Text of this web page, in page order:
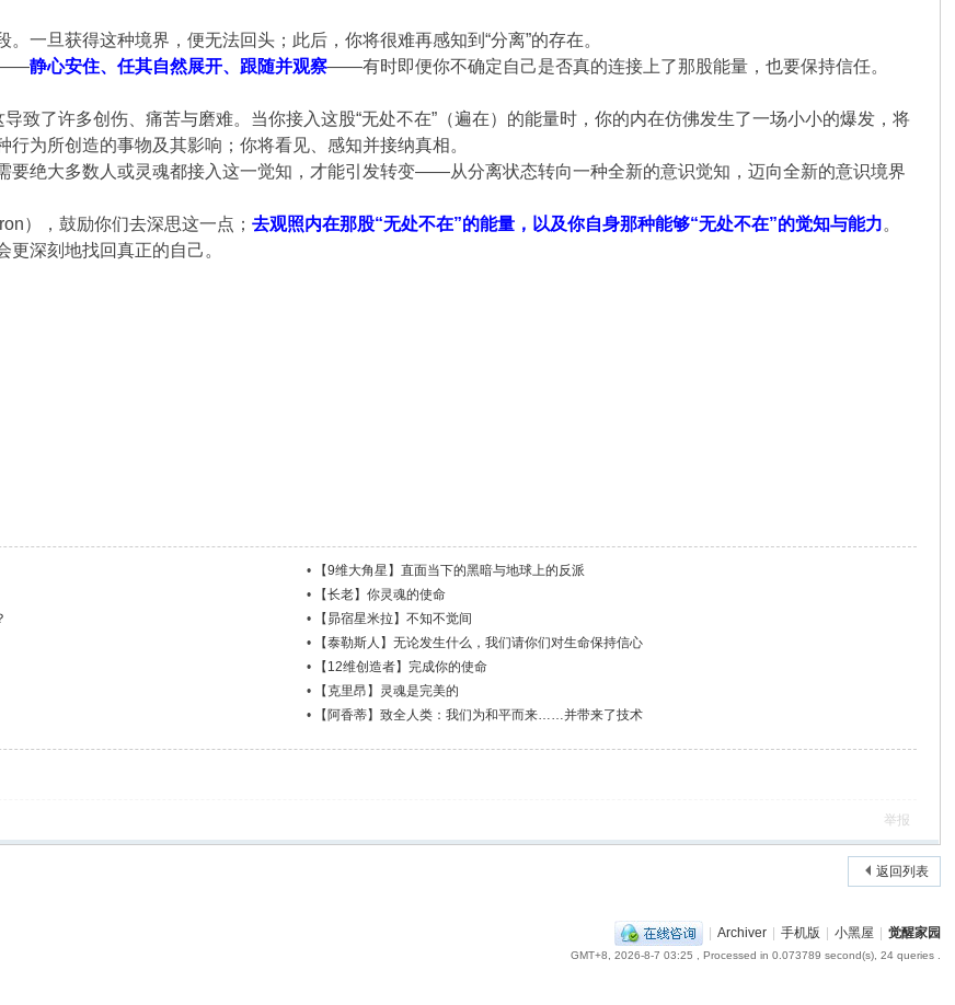
。一旦获得这种境界，便无法回头；此后，你将很难再感知到“分离”的存在。
——静心安住、任其自然展开、跟随并观察——有时即便你不确定自己是否真的连接上了那股能量，也要保持信任。
导致了许多创伤、痛苦与磨难。当你接入这股“无处不在”（遍在）的能量时，你的内在仿佛发生了一场小小的爆发，将
为所创造的事物及其影响；你将看见、感知并接纳真相。
要绝大多数人或灵魂都接入这一觉知，才能引发转变——从分离状态转向一种全新的意识觉知，迈向全新的意识境界
），鼓励你们去深思这一点；去观照内在那股“无处不在”的能量，以及你自身那种能够“无处不在”的觉知与能力。
深刻地找回真正的自己。
•
【9维大角星】直面当下的黑暗与地球上的反派
•
【长老】你灵魂的使命
•
【昴宿星米拉】不知不觉间
•
【泰勒斯人】无论发生什么，我们请你们对生命保持信心
•
【12维创造者】完成你的使命
•
【克里昂】灵魂是完美的
• 【阿香蒂】致全人类：我们为和平而来……并带来了技术
举报
返回列表
| Archiver | 手机版 | 小黑屋 | 觉醒家园
GMT+8, 2026-8-7 03:25 , Processed in 0.073789 second(s), 24 queries .